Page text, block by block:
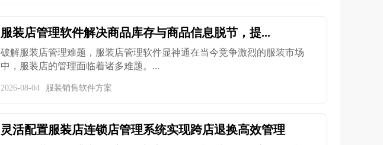
服装店管理软件解决商品库存与商品信息脱节，提...
破解服装店管理难题，服装店管理软件显神通在当今竞争激烈的服装市场
中，服装店的管理面临着诸多难题。...
2026-08-04 服装销售软件方案
灵活配置服装店连锁店管理系统实现跨店退换高效管理